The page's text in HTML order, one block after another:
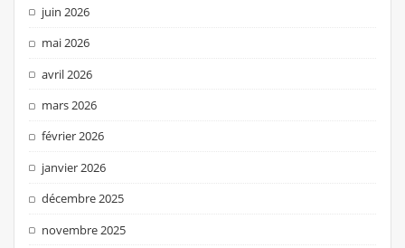
juin 2026
mai 2026
avril 2026
mars 2026
février 2026
janvier 2026
décembre 2025
novembre 2025